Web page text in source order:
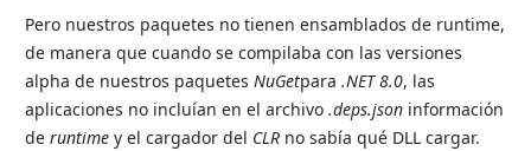
Pero nuestros paquetes no tienen ensamblados de runtime,
de manera que cuando se compilaba con las versiones
alpha de nuestros paquetes NuGetpara .NET 8.0, las
aplicaciones no incluían en el archivo .deps.json información
de runtime y el cargador del CLR no sabía qué DLL cargar.